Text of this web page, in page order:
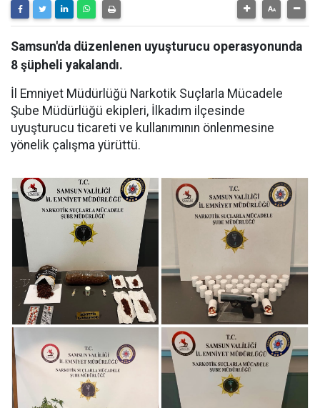
Samsun'da düzenlenen uyuşturucu operasyonunda
8 şüpheli yakalandı.
İl Emniyet Müdürlüğü Narkotik Suçlarla Mücadele
Şube Müdürlüğü ekipleri, İlkadım ilçesinde
uyuşturucu ticareti ve kullanımının önlenmesine
yönelik çalışma yürüttü.